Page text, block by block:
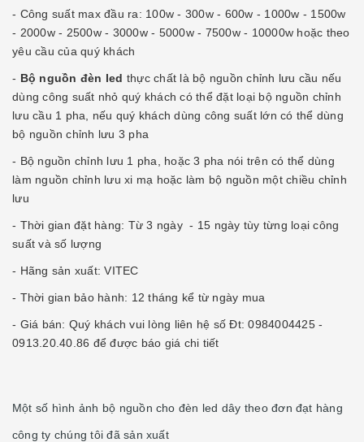
- Công suất max đầu ra: 100w - 300w - 600w - 1000w - 1500w
- 2000w - 2500w - 3000w - 5000w - 7500w - 10000w hoặc theo
yêu cầu của quý khách
- Bộ nguồn đèn led thực chất là bộ nguồn chỉnh lưu cầu nếu
dùng công suất nhỏ quý khách có thể đặt loại bộ nguồn chỉnh
lưu cầu 1 pha, nếu quý khách dùng công suất lớn có thể dùng
bộ nguồn chỉnh lưu 3 pha
- Bộ nguồn chỉnh lưu 1 pha, hoặc 3 pha nói trên có thể dùng
làm nguồn chỉnh lưu xi mạ hoặc làm bộ nguồn một chiều chỉnh
lưu
- Thời gian đặt hàng: Từ 3 ngày - 15 ngày tùy từng loại công
suất và số lượng
- Hãng sản xuất: VITEC
- Thời gian bảo hành: 12 tháng kể từ ngày mua
- Giá bán: Quý khách vui lòng liên hệ số Đt: 0984004425 -
0913.20.40.86 để được báo giá chi tiết
Một số hình ảnh bộ nguồn cho đèn led dây theo đơn đạt hàng
công ty chúng tôi đã sản xuất